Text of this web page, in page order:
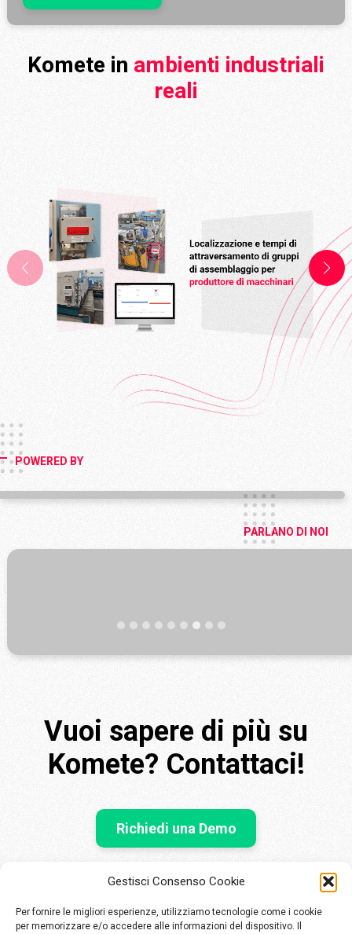
Gestisci Consenso Cookie
Per fornire le migliori esperienze, utilizziamo tecnologie come i cookie
per memorizzare e/o accedere alle informazioni del dispositivo. Il
Komete in ambienti industriali
reali
POWERED BY
PARLANO DI NOI
Vuoi sapere di più su
Komete? Contattaci!
Richiedi una Demo